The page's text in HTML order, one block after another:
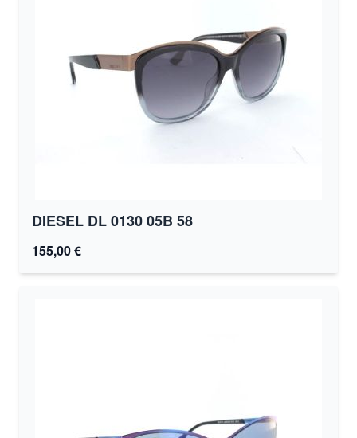
DIESEL DL 0130 05B 58
155,00 €